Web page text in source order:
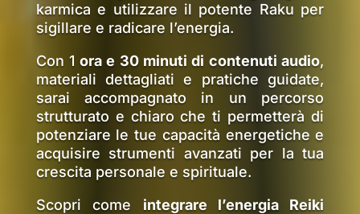
karmica e utilizzare il potente Raku per
sigillare e radicare l’energia.
Con 1 ora e 30 minuti di contenuti audio,
materiali dettagliati e pratiche guidate,
sarai accompagnato in un percorso
strutturato e chiaro che ti permetterà di
potenziare le tue capacità energetiche e
acquisire strumenti avanzati per la tua
crescita personale e spirituale.
Scopri come integrare l’energia Reiki